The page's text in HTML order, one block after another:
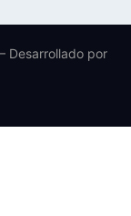
Desarrollado por